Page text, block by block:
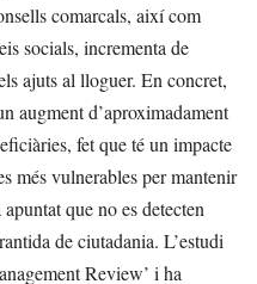
comarcals, així com
socials, incrementa de
ajuts al lloguer. En concret,
augment d’aproximadament
fet que té un impacte
més vulnerables per mantenir
que no es detecten
de ciutadania. L’estudi
Review’ i ha